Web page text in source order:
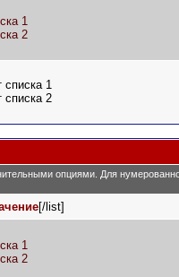
1
2
списка 1
списка 2
опциями. Для
[/list]
1
2